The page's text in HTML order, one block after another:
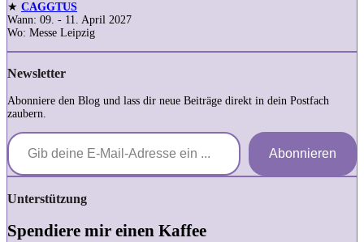
★ CAGGTUS
Wann: 09. - 11. April 2027
Wo: Messe Leipzig
Newsletter
Abonniere den Blog und lass dir neue Beiträge direkt in dein Postfach
zaubern.
Gib deine E-Mail-Adresse ein ...
Abonnieren
Unterstützung
Spendiere mir einen Kaffee